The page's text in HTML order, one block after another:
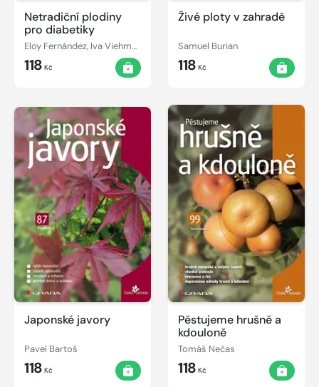
Netradiční plodiny
pro diabetiky
Eloy Fernández, Iva Viehmannová
118 Kč
Živé ploty v zahradě
Samuel Burian
118 Kč
Japonské javory
Pavel Bartoš
118 Kč
Pěstujeme hrušně a
kdouloně
Tomáš Nečas
118 Kč